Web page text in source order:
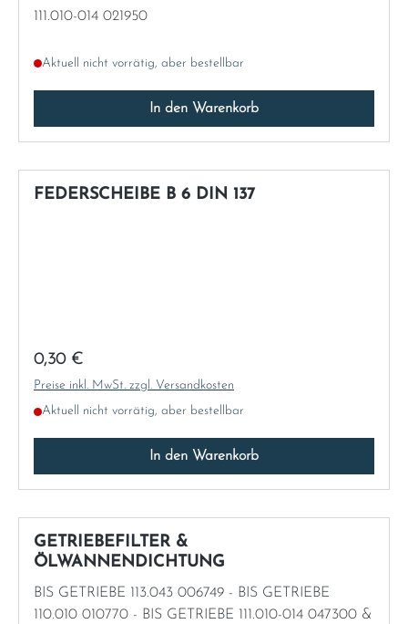
111.010-014 021950
Aktuell nicht vorrätig, aber bestellbar
In den Warenkorb
FEDERSCHEIBE B 6 DIN 137
Regulärer Preis:
0,30 €
Preise inkl. MwSt. zzgl. Versandkosten
Aktuell nicht vorrätig, aber bestellbar
In den Warenkorb
GETRIEBEFILTER &
ÖLWANNENDICHTUNG
BIS GETRIEBE 113.043 006749 - BIS GETRIEBE
110.010 010770 - BIS GETRIEBE 111.010-014 047300 &